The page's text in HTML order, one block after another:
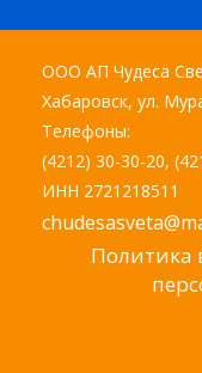
ООО АП Чудеса
Хабаровск, ул.
Телефоны:
(4212) 30-30-20,
ИНН 2721218511
Политика